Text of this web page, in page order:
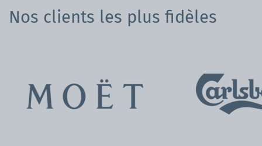
Nos clients les plus fidèles